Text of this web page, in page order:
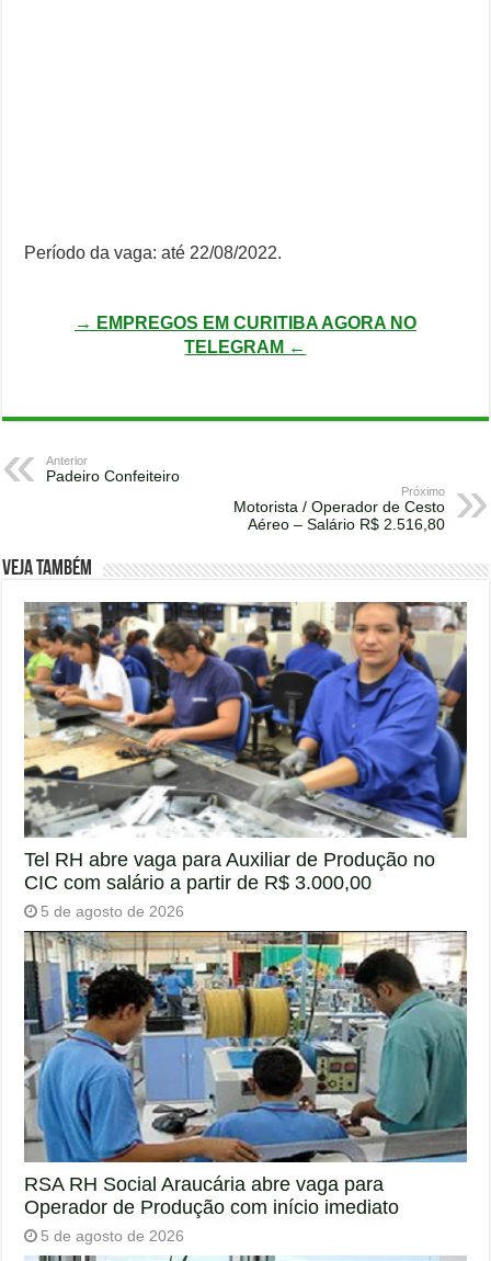
Período da vaga: até 22/08/2022.
→ EMPREGOS EM CURITIBA AGORA NO
TELEGRAM ←
Anterior
Padeiro Confeiteiro
Próximo
Motorista / Operador de Cesto
Aéreo – Salário R$ 2.516,80
Veja também
Tel RH abre vaga para Auxiliar de Produção no
CIC com salário a partir de R$ 3.000,00
5 de agosto de 2026
RSA RH Social Araucária abre vaga para
Operador de Produção com início imediato
5 de agosto de 2026